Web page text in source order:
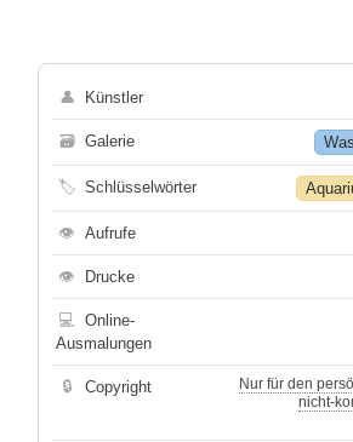
👤 Künstler
🗃 Galerie
🏷 Schlüsselwörter
👁 Aufrufe
👁 Drucke
💻
Online-
Ausmalungen
🔒 Copyright
Nur für den
nicht-